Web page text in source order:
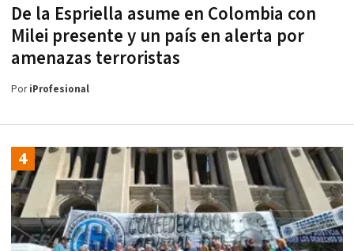
De la Espriella asume en Colombia con
Milei presente y un país en alerta por
amenazas terroristas
PoriProfesional